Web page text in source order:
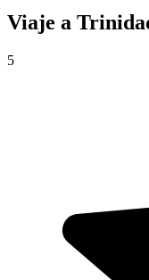
Viaje a
5